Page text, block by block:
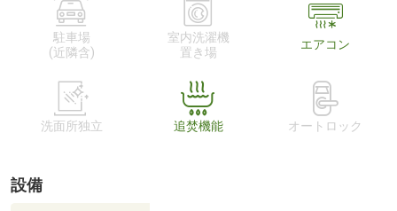
駐車場
(近隣含)
室内洗濯機
置き場
エアコン
洗面所独立 追焚機能 オートロック
設備